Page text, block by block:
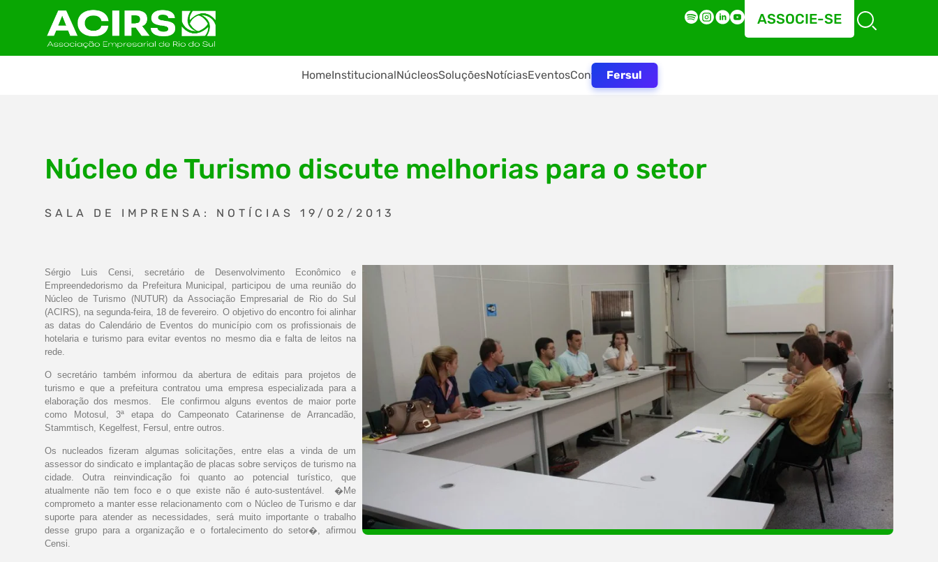
ASSOCIE-SE
HomeInstitucionalNúcleosSoluçõesNotíciasEventosContatoFersul
Núcleo de Turismo discute melhorias para o setor
SALA DE IMPRENSA: NOTÍCIAS 19/02/2013
Sérgio Luis Censi, secretário de Desenvolvimento Econômico e
Empreendedorismo da Prefeitura Municipal, participou de uma reunião do
Núcleo de Turismo (NUTUR) da Associação Empresarial de Rio do Sul
(ACIRS), na segunda-feira, 18 de fevereiro. O objetivo do encontro foi alinhar
as datas do Calendário de Eventos do município com os profissionais de
hotelaria e turismo para evitar eventos no mesmo dia e falta de leitos na
rede.
O secretário também informou da abertura de editais para projetos de
turismo e que a prefeitura contratou uma empresa especializada para a
elaboração dos mesmos. Ele confirmou alguns eventos de maior porte
como Motosul, 3ª etapa do Campeonato Catarinense de Arrancadão,
Stammtisch, Kegelfest, Fersul, entre outros.
Os nucleados fizeram algumas solicitações, entre elas a vinda de um
assessor do sindicato e implantação de placas sobre serviços de turismo na
cidade. Outra reinvindicação foi quanto ao potencial turístico, que
atualmente não tem foco e o que existe não é auto-sustentável. �Me
comprometo a manter esse relacionamento com o Núcleo de Turismo e dar
suporte para atender as necessidades, será muito importante o trabalho
desse grupo para a organização e o fortalecimento do setor�, afirmou
Censi.